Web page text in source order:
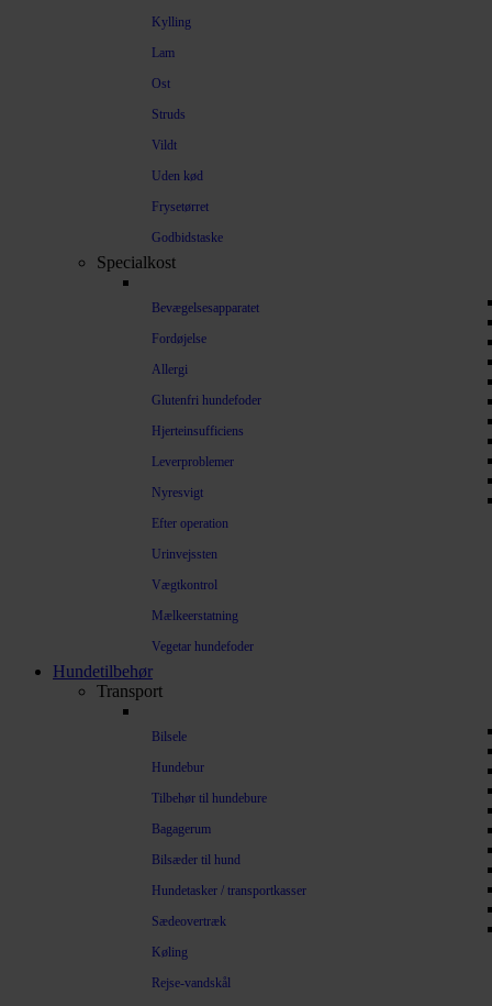
Kylling
Lam
Ost
Struds
Vildt
Uden kød
Frysetørret
Godbidstaske
Specialkost
Bevægelsesapparatet
Fordøjelse
Allergi
Glutenfri hundefoder
Hjerteinsufficiens
Leverproblemer
Nyresvigt
Efter operation
Urinvejssten
Vægtkontrol
Mælkeerstatning
Vegetar hundefoder
Hundetilbehør
Transport
Bilsele
Hundebur
Tilbehør til hundebure
Bagagerum
Bilsæder til hund
Hundetasker / transportkasser
Sædeovertræk
Køling
Rejse-vandskål